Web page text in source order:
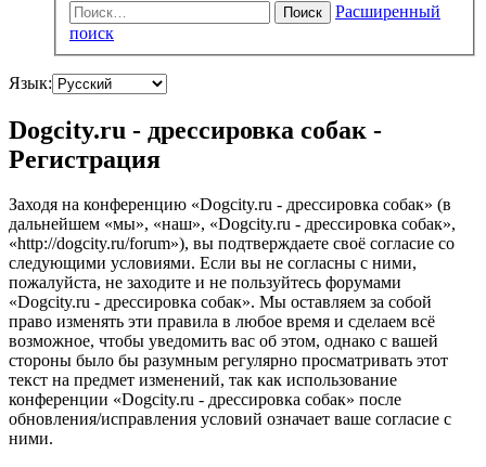
Поиск
Расширенный
поиск
Язык:
Dogcity.ru - дрессировка собак -
Регистрация
Заходя на конференцию «Dogcity.ru - дрессировка собак» (в
дальнейшем «мы», «наш», «Dogcity.ru - дрессировка собак»,
«http://dogcity.ru/forum»), вы подтверждаете своё согласие со
следующими условиями. Если вы не согласны с ними,
пожалуйста, не заходите и не пользуйтесь форумами
«Dogcity.ru - дрессировка собак». Мы оставляем за собой
право изменять эти правила в любое время и сделаем всё
возможное, чтобы уведомить вас об этом, однако с вашей
стороны было бы разумным регулярно просматривать этот
текст на предмет изменений, так как использование
конференции «Dogcity.ru - дрессировка собак» после
обновления/исправления условий означает ваше согласие с
ними.